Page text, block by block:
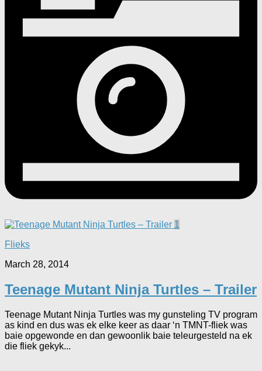
1
Flieks
March 28, 2014
Teenage Mutant Ninja Turtles – Trailer
Teenage Mutant Ninja Turtles was my gunsteling TV program
as kind en dus was ek elke keer as daar ‘n TMNT-fliek was
baie opgewonde en dan gewoonlik baie teleurgesteld na ek
die fliek gekyk...